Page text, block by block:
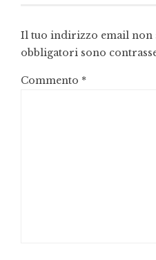
Il tuo indirizzo email non
obbligatori sono
Commento *